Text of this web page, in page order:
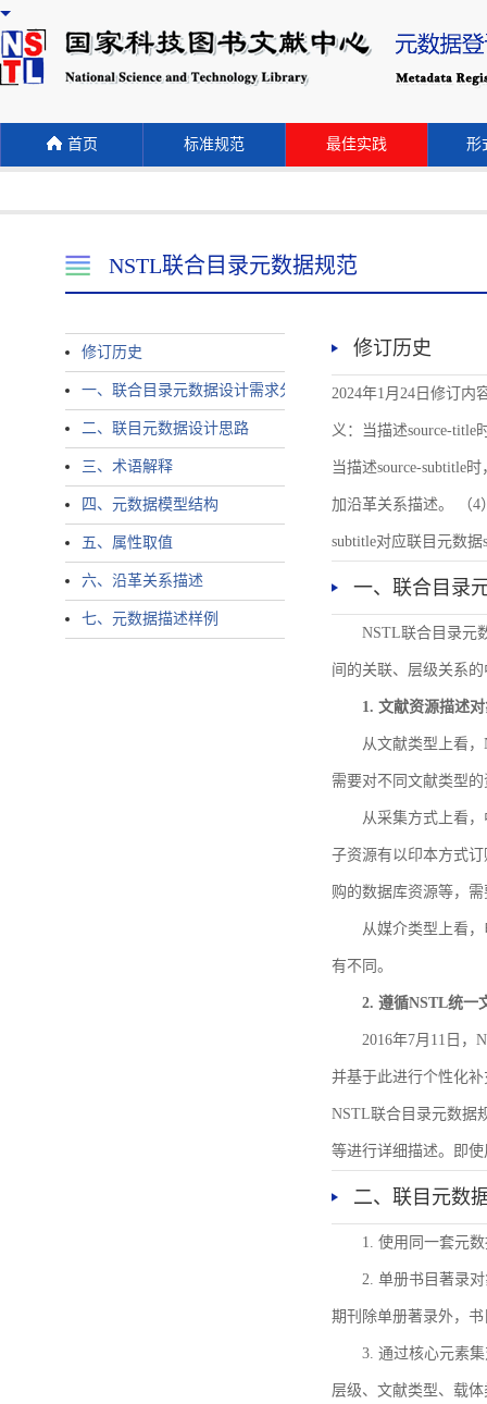
首页 标准规范 最佳实践 形
NSTL联合目录元数据规范
修订历史
一、联合目录元数据设计需求分析
二、联目元数据设计思路
三、术语解释
四、元数据模型结构
五、属性取值
六、沿革关系描述
七、元数据描述样例
修订历史
2024年1月24日修订内
义：当描述source-title
当描述source-subtitle
加沿革关系描述。 （4
subtitle对应联目元数据
一、联合目录
NSTL联合目录元
间的关联、层级关系
1. 文献资源描述
从文献类型上看
需要对不同文献类型
从采集方式上看
子资源有以印本方式
购的数据库资源等，
从媒介类型上看
有不同。
2. 遵循NSTL统一
2016年7月11日，
并基于此进行个性化
NSTL联合目录元数据
等进行详细描述。即
二、联目元数
1. 使用同一套元
2. 单册书目著录
期刊除单册著录外，
3. 通过核心元素
层级、文献类型、载